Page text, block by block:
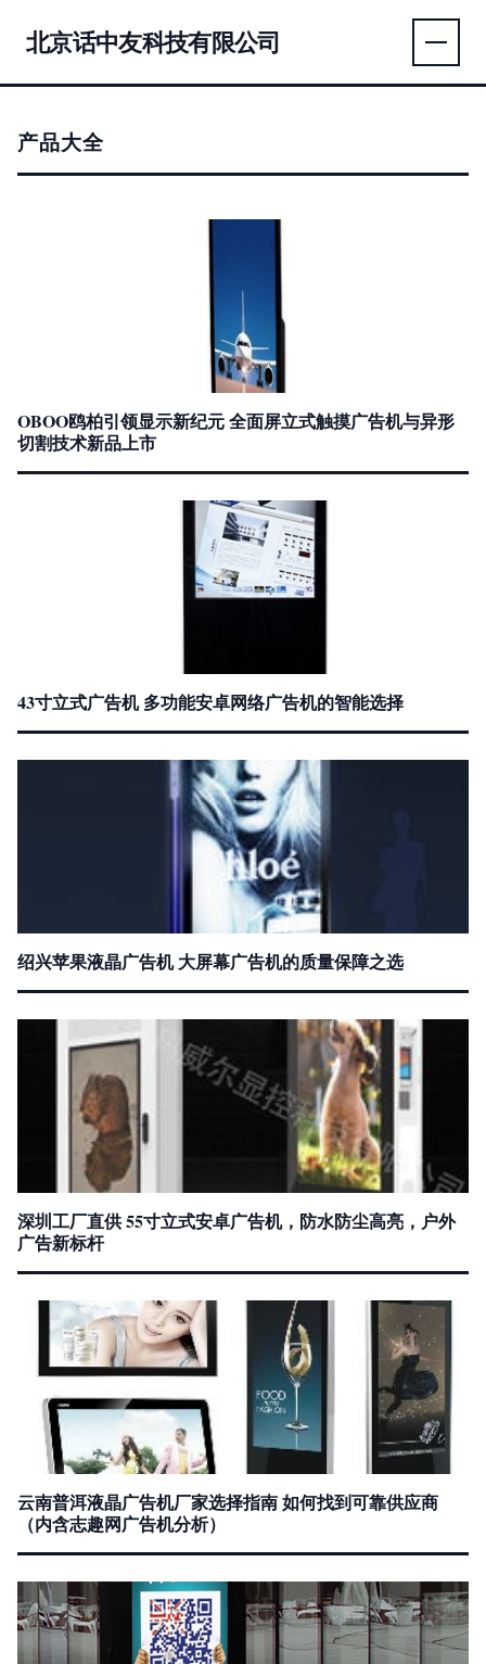
北京话中友科技有限公司
产品大全
OBOO鸥柏引领显示新纪元 全面屏立式触摸广告机与异形
切割技术新品上市
43寸立式广告机 多功能安卓网络广告机的智能选择
绍兴苹果液晶广告机 大屏幕广告机的质量保障之选
深圳工厂直供 55寸立式安卓广告机，防水防尘高亮，户外
广告新标杆
云南普洱液晶广告机厂家选择指南 如何找到可靠供应商
（内含志趣网广告机分析）